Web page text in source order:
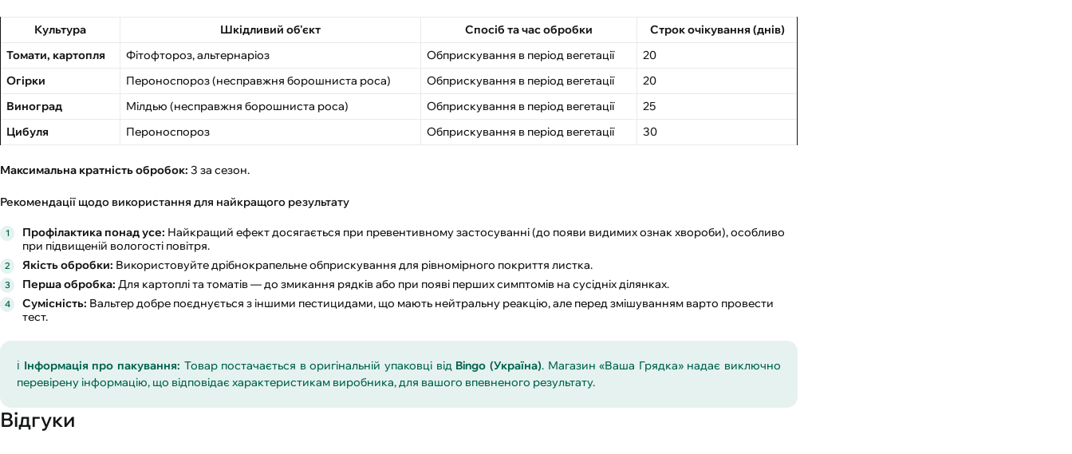
Культура Шкідливий об'єкт Спосіб та час обробки
Строк очікування (днів)
Томати, картопля
Фітофтороз, альтернаріоз Обприскування в період вегетації
20
Огірки
Пероноспороз (несправжня борошниста роса) Обприскування в період вегетації
20
Виноград
Мілдью (несправжня борошниста роса) Обприскування в період вегетації
25
Цибуля
Пероноспороз Обприскування в період вегетації 30
Максимальна кратність обробок: 3 за сезон.
Рекомендації щодо використання для найкращого результату
Профілактика понад усе: Найкращий ефект досягається при превентивному застосуванні (до появи видимих ознак хвороби), особливо
при підвищеній вологості повітря.
Якість обробки: Використовуйте дрібнокрапельне обприскування для рівномірного покриття листка.
Перша обробка: Для картоплі та томатів — до змикання рядків або при появі перших симптомів на сусідніх ділянках.
Сумісність: Вальтер добре поєднується з іншими пестицидами, що мають нейтральну реакцію, але перед змішуванням варто провести
тест.
ℹ️ Інформація про пакування: Товар постачається в оригінальній упаковці від Bingo (Україна). Магазин «Ваша Грядка» надає виключно
перевірену інформацію, що відповідає характеристикам виробника, для вашого впевненого результату.
Відгуки